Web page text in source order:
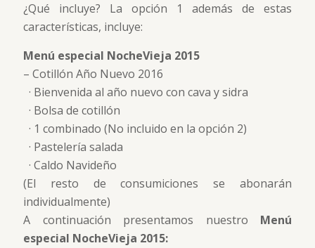
¿Qué incluye? La opción 1 además de estas
características, incluye:
Menú especial NocheVieja 2015
– Cotillón Año Nuevo 2016
· Bienvenida al año nuevo con cava y sidra
· Bolsa de cotillón
· 1 combinado (No incluido en la opción 2)
· Pastelería salada
· Caldo Navideño
(El resto de consumiciones se abonarán
individualmente)
A continuación presentamos nuestro Menú
especial NocheVieja 2015: